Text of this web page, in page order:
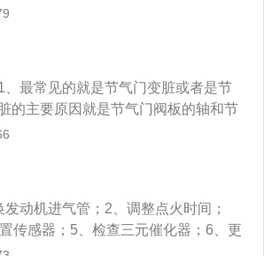
置一旦故障，即使给了油门，发动
机加速无力。
导致混合气过浓或过稀，例如节气
燃油系统问题。首先考虑喷油嘴是
碳严重等。解决办法：清洗或更换喷
最常见的就是节气门变脏或者是节
的主要原因就是节气门阀板的轴和节
导致喷油嘴的雾化效果不好，混合
出现不点火的现象，导致一个缸或
下火花塞如果火花塞的陶瓷部分出现
动机进气管；2、调整点火时间；
传感器；5、检查三元催化器；6、更
变速器电脑。五菱加速无力、发闷原